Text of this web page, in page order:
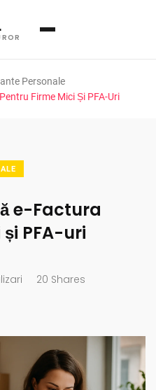
Personale
Firme Mici Și PFA-Uri
e-Factura
PFA-uri
20 Shares